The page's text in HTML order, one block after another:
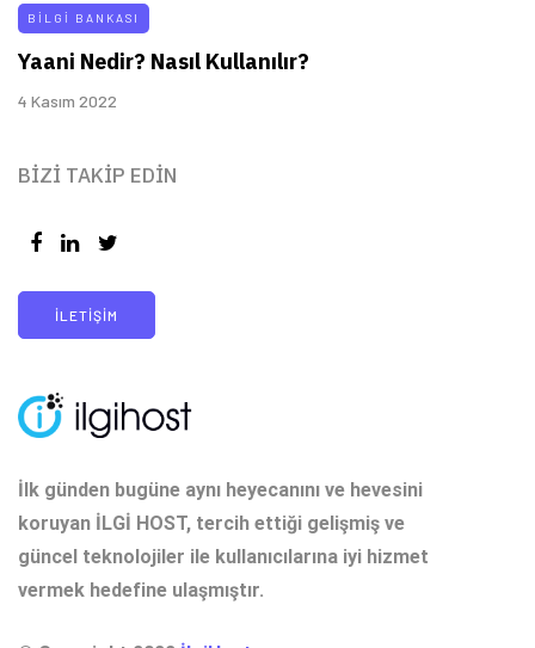
İlk günden bugüne aynı heyecanını ve hevesini
koruyan İLGİ HOST, tercih ettiği gelişmiş ve
güncel teknolojiler ile kullanıcılarına iyi hizmet
vermek hedefine ulaşmıştır.
BILGI BANKASI
Yaani Nedir? Nasıl Kullanılır?
4 Kasım 2022
BIZI TAKIP EDIN
İLETIŞIM